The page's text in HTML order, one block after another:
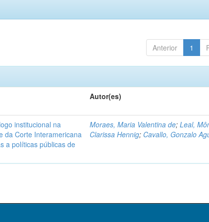
Anterior 1
Autor(es)
institucional na
da Corte Interamericana
a políticas públicas de
Moraes, Maria Valentina de;Leal,
Clarissa Hennig; Cavallo, Gonzalo